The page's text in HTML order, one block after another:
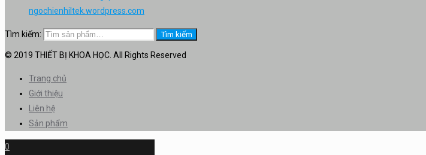
ngochienhiltek.wordpress.com
Tìm kiếm: Tìm kiếm
© 2019 THIẾT BỊ KHOA HỌC. All Rights Reserved
Trang chủ
Giới thiệu
Liên hệ
Sản phẩm
0